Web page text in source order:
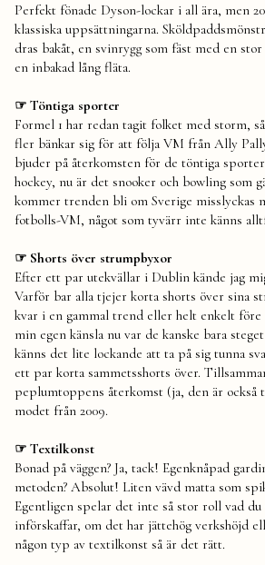
Perfekt fönade Dyson-lockar i all ära, men
klassiska uppsättningarna.
dras bakåt, en svinrygg som fäst med en
en inbakad lång fläta.
☞ Töntiga sporter
Formel 1 har redan tagit folket med storm,
fler bänkar sig för att följa VM från Ally
bjuder på återkomsten för de töntiga
hockey, nu är det snooker och bowling som
kommer trenden bli om Sverige misslyckas
fotbolls-VM, något som tyvärr inte känns
☞ Shorts över strumpbyxor
Efter ett par utekvällar i Dublin kände jag
Varför bar alla tjejer korta shorts över sina
kvar i en gammal trend eller helt enkelt före
min egen känsla nu var de kanske bara
känns det lite lockande att ta på sig tunna
ett par korta sammetsshorts över.
peplumtoppens återkomst (ja, den är också
modet från 2009.
☞ Textilkonst
Bonad på väggen? Ja, tack! Egenknåpad
metoden? Absolut! Liten vävd matta som
Egentligen spelar det inte så stor roll vad du
införskaffar, om det har jättehög verkshöjd
någon typ av textilkonst så är det rätt.